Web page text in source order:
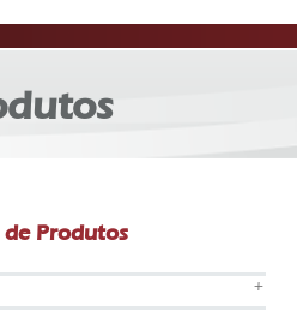
Produtos
+